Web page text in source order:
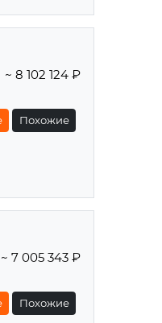
~ 8 102 124 ₽
Похожие
~ 7 005 343 ₽
Похожие